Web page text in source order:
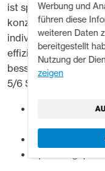
Werbung und
führen diese
weiteren Daten
bereitgestellt
Nutzung der
zeigen
ist speziell für den
konzipiert. Mit
individuellen
effiziente
bessere
5/6 Standard für
Klare
Farbcodiertes